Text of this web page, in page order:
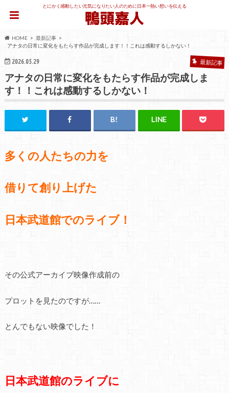
とにかく感動したい元気になりたい人のために日本一熱い想いを伝える
HOME
最新記事
アナタの日常に変化をもたらす作品が完成します！！これは感動するしかない！
2026.05.29 最新記事
アナタの日常に変化をもたらす作品が完成しま
す！！これは感動するしかない！
多くの人たちの力を
借りて創り上げた
日本武道館でのライブ！
その公式アーカイブ映像作成前の
プロットを見たのですが……
とんでもない映像でした！
日本武道館のライブに